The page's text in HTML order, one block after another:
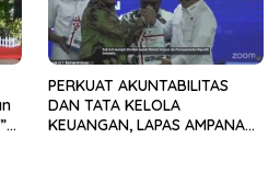
PERKUAT AKUNTABILITAS
DAN TATA KELOLA
KEUANGAN, LAPAS AMPANA